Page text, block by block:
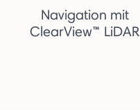
Navigation mit
ClearView™ LiDAR